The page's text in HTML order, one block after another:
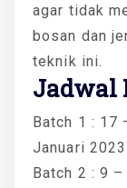
agar tidak
bosan dan
teknik ini.
Jadwal
Batch 1 : 17
Januari 2023
Batch 2 : 9